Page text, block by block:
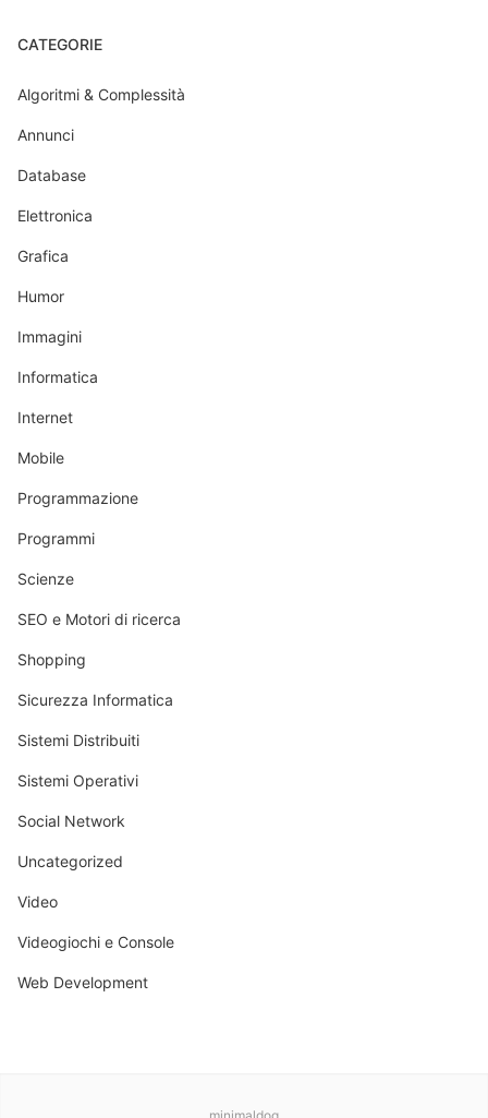
CATEGORIE
Algoritmi & Complessità
Annunci
Database
Elettronica
Grafica
Humor
Immagini
Informatica
Internet
Mobile
Programmazione
Programmi
Scienze
SEO e Motori di ricerca
Shopping
Sicurezza Informatica
Sistemi Distribuiti
Sistemi Operativi
Social Network
Uncategorized
Video
Videogiochi e Console
Web Development